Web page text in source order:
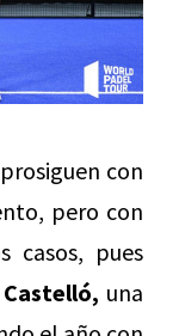
prosiguen con
pero con
casos, pues
una